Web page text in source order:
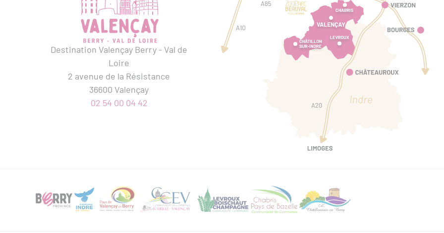
Destination Valençay Berry - Val de
Loire
2 avenue de la Résistance
36600 Valençay
02 54 00 04 42